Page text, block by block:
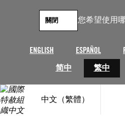
您希望使用
ENGLISH ESPAÑOL
简中
繁中
關閉
中文（繁體）